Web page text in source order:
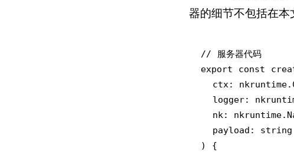
器的细节不包括在
// 服务器代码
export const
) {